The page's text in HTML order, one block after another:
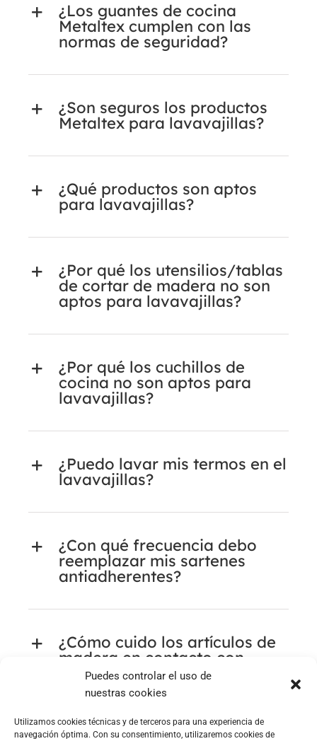
Puedes controlar el uso de
nuestras cookies
Utilizamos cookies técnicas y de terceros para una experiencia de
navegación óptima. Con su consentimiento, utilizaremos cookies de
¿Los guantes de cocina
Metaltex cumplen con las
normas de seguridad?
¿Son seguros los productos
Metaltex para lavavajillas?
¿Qué productos son aptos
para lavavajillas?
¿Por qué los utensilios/tablas
de cortar de madera no son
aptos para lavavajillas?
¿Por qué los cuchillos de
cocina no son aptos para
lavavajillas?
¿Puedo lavar mis termos en el
lavavajillas?
¿Con qué frecuencia debo
reemplazar mis sartenes
antiadherentes?
¿Cómo cuido los artículos de
madera en contacto con
alimentos (tablas de cortar,
espátulas, cucharas, etc.)?